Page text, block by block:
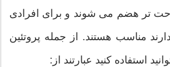
تر هضم می شوند و برای افرادی
مناسب هستند. از جمله پروتئين
استفاده کنید عبارتند از: